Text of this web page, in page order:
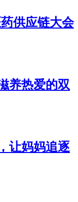
供应链大会
养热爱的双
让妈妈追逐